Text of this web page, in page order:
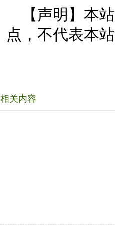
【声明】本
点，不代表本
相关内容